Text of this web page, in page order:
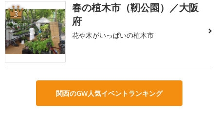
3
春の植木市（靭公園）／大阪
府
花や木がいっぱいの植木市
関西のGW人気イベントランキング